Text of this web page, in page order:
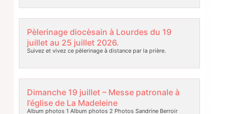
Pèlerinage diocèsain à Lourdes du 19
juillet au 25 juillet 2026.
Suivez et vivez ce pèlerinage à distance par la prière.
Dimanche 19 juillet – Messe patronale à
l’église de La Madeleine
Album photos 1 Album photos 2 Photos Sandrine Berroir